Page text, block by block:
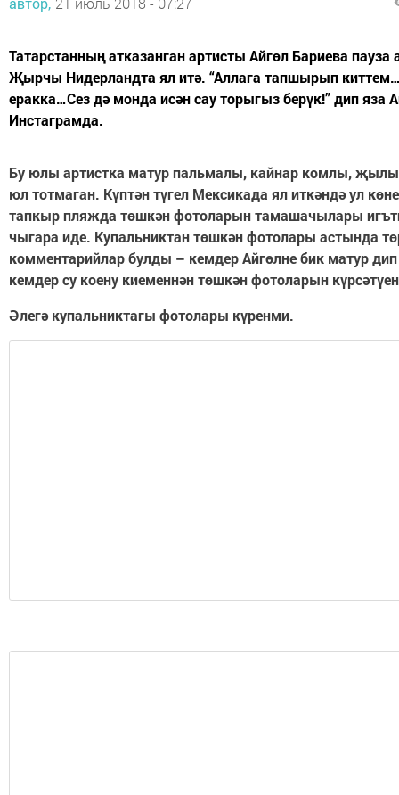
Татарстанның атказанган артисты Айгөл Бариева пауза
Җырчы Нидерландта ял итә. “Аллага тапшырып
еракка…Сез дә монда исән сау торыгыз берүк!” дип яза
Инстаграмда.
Бу юлы артистка матур пальмалы, кайнар комлы,
юл тотмаган. Күптән түгел Мексикада ял иткәндә ул
тапкыр пляжда төшкән фотоларын тамашачылары
чыгара иде. Купальниктан төшкән фотолары астында
комментарийлар булды – кемдер Айгөлне бик матур дип
кемдер су коену киеменнән төшкән фотоларын
Әлегә купальниктагы фотолары күренми.